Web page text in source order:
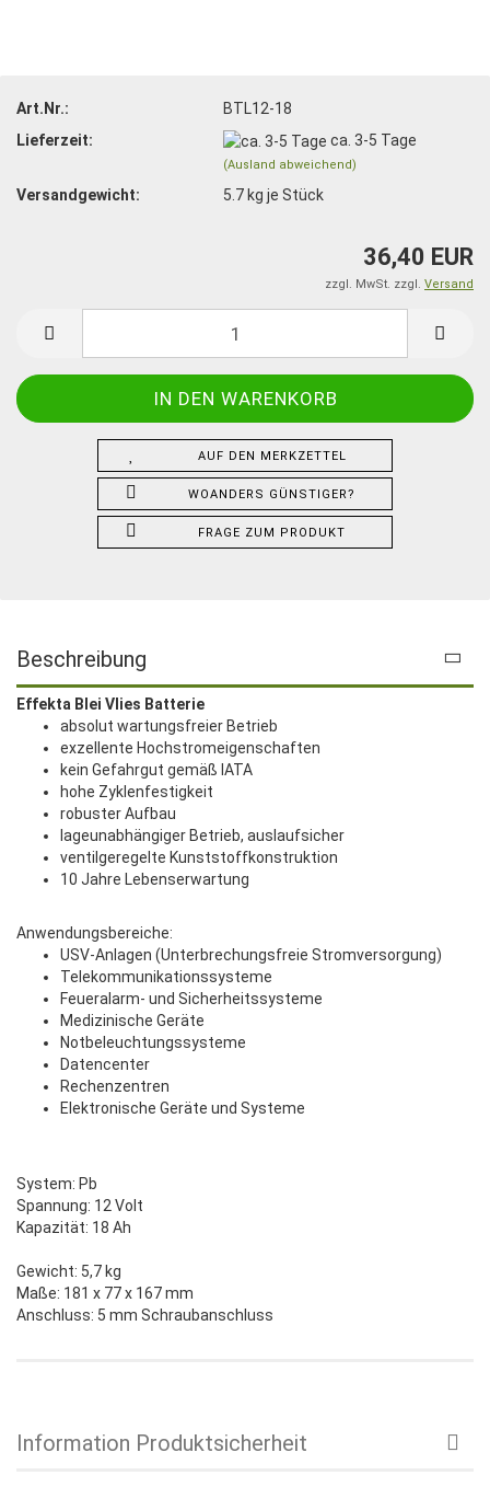
Art.Nr.:
BTL12-18
Lieferzeit:
ca. 3-5 Tage
(Ausland abweichend)
Versandgewicht: 5.7 kg je Stück
36,40 EUR
zzgl. MwSt. zzgl. Versand
AUF DEN MERKZETTEL
WOANDERS GÜNSTIGER?
FRAGE ZUM PRODUKT
Beschreibung
Effekta Blei Vlies Batterie
absolut wartungsfreier Betrieb
exzellente Hochstromeigenschaften
kein Gefahrgut gemäß IATA
hohe Zyklenfestigkeit
robuster Aufbau
lageunabhängiger Betrieb, auslaufsicher
ventilgeregelte Kunststoffkonstruktion
10 Jahre Lebenserwartung
Anwendungsbereiche:
USV-Anlagen (Unterbrechungsfreie Stromversorgung)
Telekommunikationssysteme
Feueralarm- und Sicherheitssysteme
Medizinische Geräte
Notbeleuchtungssysteme
Datencenter
Rechenzentren
Elektronische Geräte und Systeme
System: Pb
Spannung: 12 Volt
Kapazität: 18 Ah
Gewicht: 5,7 kg
Maße: 181 x 77 x 167 mm
Anschluss: 5 mm Schraubanschluss
Information Produktsicherheit